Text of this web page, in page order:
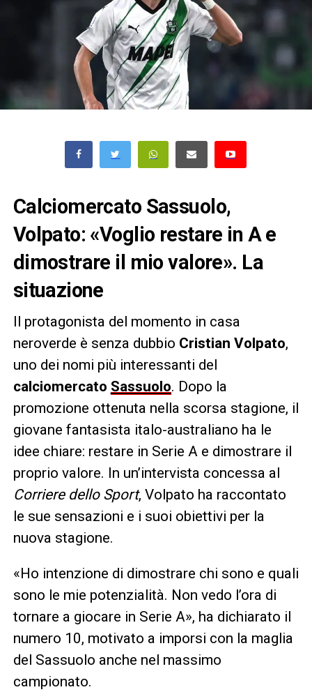
Calciomercato Sassuolo,
Volpato: «Voglio restare in A e
dimostrare il mio valore». La
situazione
Il protagonista del momento in casa
neroverde è senza dubbio Cristian Volpato,
uno dei nomi più interessanti del
calciomercato Sassuolo. Dopo la
promozione ottenuta nella scorsa stagione, il
giovane fantasista italo-australiano ha le
idee chiare: restare in Serie A e dimostrare il
proprio valore. In un’intervista concessa al
Corriere dello Sport, Volpato ha raccontato
le sue sensazioni e i suoi obiettivi per la
nuova stagione.
«Ho intenzione di dimostrare chi sono e quali
sono le mie potenzialità. Non vedo l’ora di
tornare a giocare in Serie A», ha dichiarato il
numero 10, motivato a imporsi con la maglia
del Sassuolo anche nel massimo
campionato.